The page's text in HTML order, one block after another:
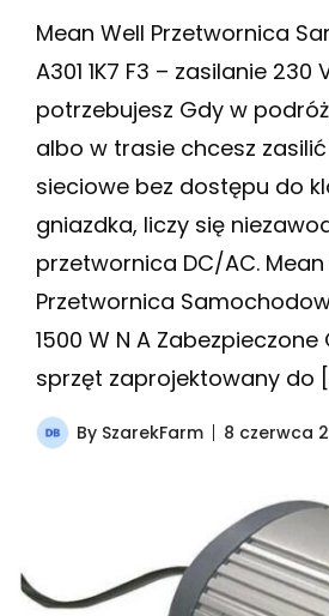
Mean Well Przetwornica
A301 1K7 F3 – zasilanie
potrzebujesz Gdy w
albo w trasie chcesz
sieciowe bez dostępu do
gniazdka, liczy się
przetwornica DC/AC. Mean
Przetwornica
1500 W N A
sprzęt zaprojektowany do
By SzarekFarm 8 czerwca